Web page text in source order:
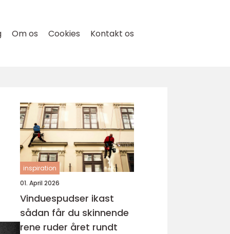
Om os Cookies Kontakt os
inspiration
01. April 2026
Vinduespudser ikast
sådan får du skinnende
rene ruder året rundt